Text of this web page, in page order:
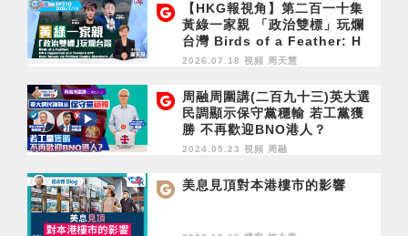
【HKG報視角】第二百一十集
黃綠一家親 「政治雙標」玩爛
台灣 Birds of a Feather: H
K’s Opposition and Taiwa
litical Double Standards
2026.07.18 視頻 周天慧
周融周圍講(二百九十三)英大選
民調顯示保守黨穩輸 若工黨獲
勝 不再歡迎BNO港人？
2024.05.23 視頻 周融
美息見頂對本港樓市的影響